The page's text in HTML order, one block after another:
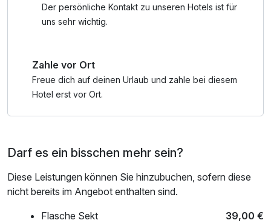
Ihr Tag beginnt mit unserem bio-regionalen Flair Genießer
zertifizierten Restaurant Karl's Esszimmer. Zum
Entspannen steht Ihnen unser romantischer Innenhof und
Sophie's Wohnzimmer mit Maxibar auf Vertrauensbasis zur
Der persönliche Kontakt zu unseren Hotels ist für
uns sehr wichtig.
Zahle vor Ort
Freue dich auf deinen Urlaub und zahle bei diesem
Hotel erst vor Ort.
Darf es ein bisschen mehr sein?
Diese Leistungen können Sie hinzubuchen, sofern diese
nicht bereits im Angebot enthalten sind.
Flasche Sekt
39,00 €